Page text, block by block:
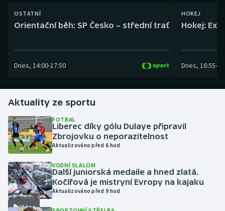
Curling
Golf
Gymnastika
Házená
Jezdectví
Judo
OSTATNÍ
Orientační běh: SP Česko – střední trať
Dnes, 14:00-17:50
HOKEJ
Hokej:
Dnes, 16:55-
Aktuality ze sportu
FOTBAL
Liberec díky gólu Dulaye připravil
Zbrojovku o neporazitelnost
Aktualizováno před 6 hod
Video
VODNÍ SLALOM
Další juniorská medaile a hned zlatá.
Kočířová je mistryní Evropy na kajaku
Aktualizováno před 9 hod